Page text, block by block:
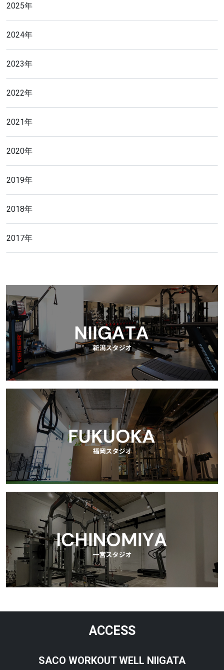
2025年
2024年
2023年
2022年
2021年
2020年
2019年
2018年
2017年
ACCESS
SACO WORKOUT WELL NIIGATA